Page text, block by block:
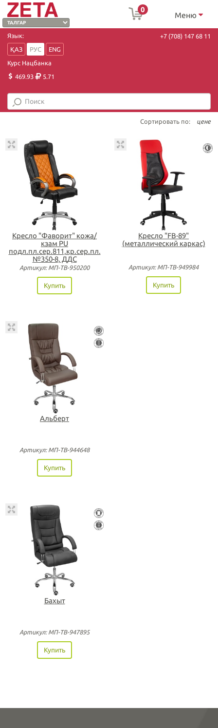
0
Меню
Язык:
ҚАЗ
РУС
ENG
Курс Нацбанка
469.93
5.71
+7 (708) 147 68 11
Сортировать по: цене
Кресло "Фаворит" кожа/
кзам PU
подл.пл.сер.811,кр.сер.пл.
№350-8, ДДС
Артикул: МП-ТВ-950200
Купить
Кресло "FB-89"
(металлический каркас)
Артикул: МП-ТВ-949984
Купить
Альберт
Артикул: МП-ТВ-944648
Купить
Бахыт
Артикул: МП-ТВ-947895
Купить